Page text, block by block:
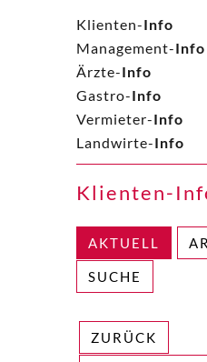
Klienten-Info
Management-Info
Ärzte-Info
Gastro-Info
Vermieter-Info
Landwirte-Info
Klienten-
AKTUELL
SUCHE
ZURÜCK